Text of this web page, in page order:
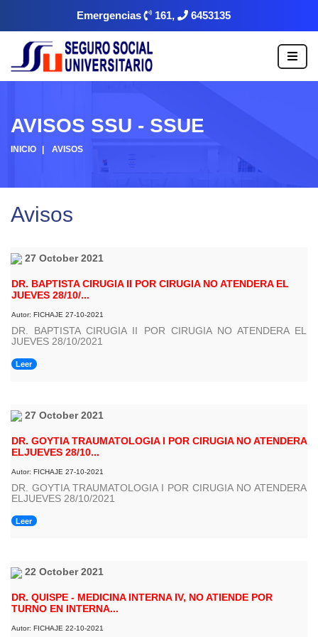
Emergencias 161, 6453135
AVISOS SSU - SSUE
INICIO AVISOS
Avisos
27 October 2021
DR. BAPTISTA CIRUGIA II POR CIRUGIA NO ATENDERA EL
JUEVES 28/10/...
Autor: FICHAJE 27-10-2021
DR. BAPTISTA CIRUGIA II POR CIRUGIA NO ATENDERA EL
JUEVES 28/10/2021
Leer
27 October 2021
DR. GOYTIA TRAUMATOLOGIA I POR CIRUGIA NO ATENDERA
ELJUEVES 28/10...
Autor: FICHAJE 27-10-2021
DR. GOYTIA TRAUMATOLOGIA I POR CIRUGIA NO ATENDERA
ELJUEVES 28/10/2021
Leer
22 October 2021
DR. QUISPE - MEDICINA INTERNA IV, NO ATIENDE POR
TURNO EN INTERNA...
Autor: FICHAJE 22-10-2021